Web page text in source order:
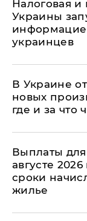
Налоговая
Украины
украинцев
В Украине
новых
где и за что
Выплаты
августе
сроки
жилье